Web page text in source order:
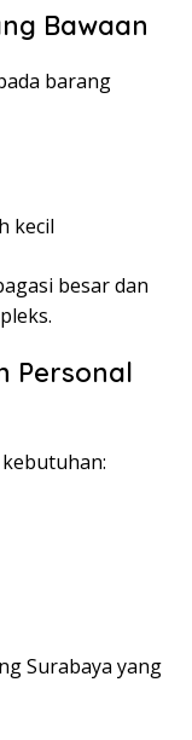
Bawaan
barang
kecil
besar dan
Personal
Surabaya yang